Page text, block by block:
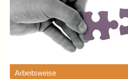
Arbeitsweise